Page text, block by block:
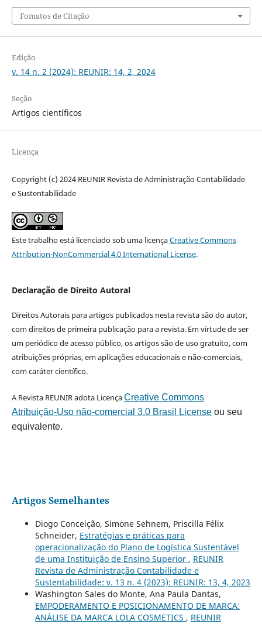
Fomatos de Citação
Edição
v. 14 n. 2 (2024): REUNIR: 14, 2, 2024
Seção
Artigos científicos
Licença
Copyright (c) 2024 REUNIR Revista de Administração Contabilidade
e Sustentabilidade
Este trabalho está licenciado sob uma licençaCreative Commons
Attribution-NonCommercial 4.0 International License.
Declaração de Direito Autoral
Direitos Autorais para artigos publicados nesta revista são do autor,
com direitos de primeira publicação para a revista. Em virtude de ser
um periódico de acesso público, os artigos são de uso gratuito, com
atribuições próprias, em aplicações educacionais e não-comerciais,
com caráter científico.
A Revista REUNIR adota LicençaCreative Commons
Atribuição-Uso não-comercial 3.0 Brasil Licenseou seu
equivalente.
Artigos Semelhantes
Diogo Conceição, Simone Sehnem, Priscilla Félix
Schneider, Estratégias e práticas para
operacionalização do Plano de Logística Sustentável
de uma Instituição de Ensino Superior , REUNIR
Revista de Administração Contabilidade e
Sustentabilidade: v. 13 n. 4 (2023): REUNIR: 13, 4, 2023
Washington Sales do Monte, Ana Paula Dantas,
EMPODERAMENTO E POSICIONAMENTO DE MARCA:
ANÁLISE DA MARCA LOLA COSMETICS , REUNIR